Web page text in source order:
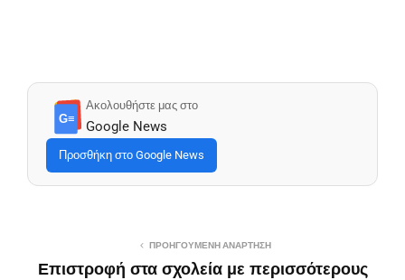
G≡
Ακολουθήστε μας στο
Google News
Προσθήκη στο Google News
ΠΡΟΗΓΟΎΜΕΝΗ ΑΝΆΡΤΗΣΗ
Επιστροφή στα σχολεία με περισσότερους